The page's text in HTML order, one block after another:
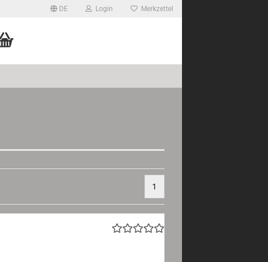
DE Login Merkzettel
1